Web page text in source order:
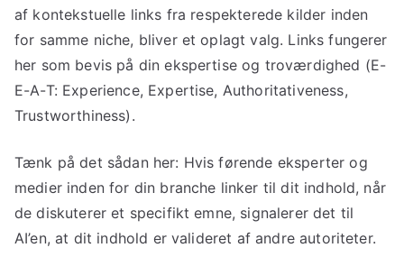
af kontekstuelle links fra respekterede kilder inden
for samme niche, bliver et oplagt valg. Links fungerer
her som bevis på din ekspertise og troværdighed (E-
E-A-T: Experience, Expertise, Authoritativeness,
Trustworthiness).
Tænk på det sådan her: Hvis førende eksperter og
medier inden for din branche linker til dit indhold, når
de diskuterer et specifikt emne, signalerer det til
AI’en, at dit indhold er valideret af andre autoriteter.